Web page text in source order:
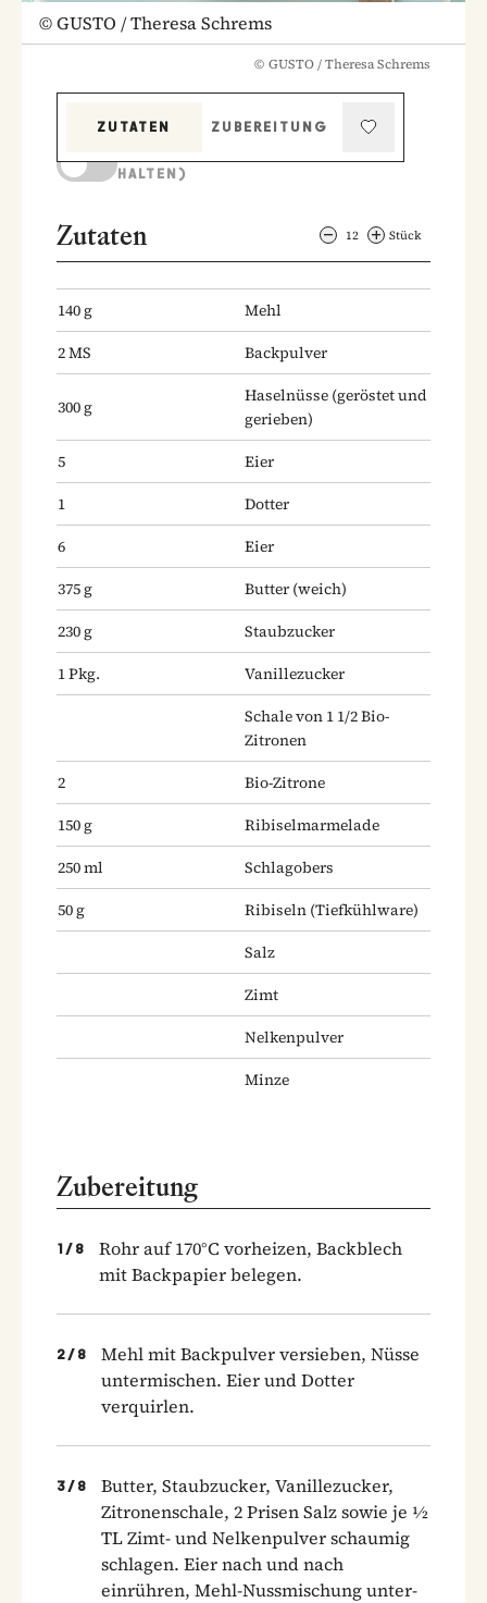
©GUSTO / Theresa Schrems
© GUSTO / Theresa Schrems
ZUTATEN
ZUBEREITUNG
HALTEN)
Zutaten 12 Stück
140g
Mehl
2MS Backpulver
300g
Haselnüsse (geröstet und
gerieben)
5
Eier
1
Dotter
6
Eier
375g Butter (weich)
230g
Staubzucker
1Pkg.
Vanillezucker
Schale von 1 1/2 Bio-
Zitronen
2
Bio-Zitrone
150g
Ribiselmarmelade
250ml
Schlagobers
50g Ribiseln (Tiefkühlware)
Salz
Zimt
Nelkenpulver
Minze
Zubereitung
1 / 8
Rohr auf 170°C vorheizen, Backblech
mit Backpapier belegen.
2 / 8
Mehl mit Backpulver versieben, Nüsse
untermischen. Eier und Dotter
verquirlen.
3 / 8
Butter, Staubzucker, Vanillezucker,
Zitronenschale, 2 Prisen Salz sowie je ½
TL Zimt- und Nelkenpulver schaumig
schlagen. Eier nach und nach
einrühren, Mehl-Nussmischung unter­